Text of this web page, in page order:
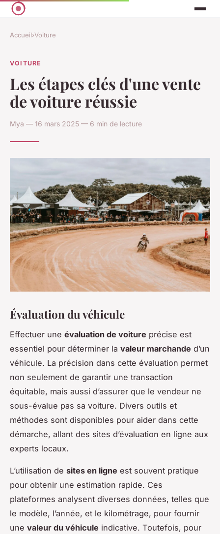
Accueil›Voiture
VOITURE
Les étapes clés d'une vente
de voiture réussie
Mya — 16 mars 2025 — 6 min de lecture
Évaluation du véhicule
Effectuer une évaluation de voiture précise est
essentiel pour déterminer la valeur marchande d’un
véhicule. La précision dans cette évaluation permet
non seulement de garantir une transaction
équitable, mais aussi d’assurer que le vendeur ne
sous-évalue pas sa voiture. Divers outils et
méthodes sont disponibles pour aider dans cette
démarche, allant des sites d’évaluation en ligne aux
experts locaux.
L’utilisation de sites en ligne est souvent pratique
pour obtenir une estimation rapide. Ces
plateformes analysent diverses données, telles que
le modèle, l’année, et le kilométrage, pour fournir
une valeur du véhicule indicative. Toutefois, pour